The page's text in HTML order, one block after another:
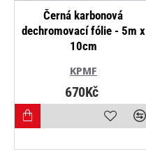
KPMF
Černá karbonová
dechromovací fólie - 5m x
10cm
670Kč